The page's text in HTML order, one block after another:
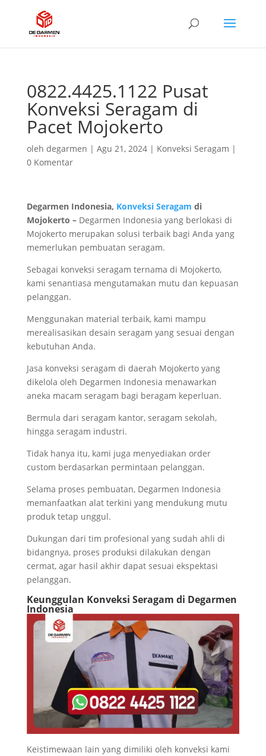
0822.4425.1122 Pusat
Konveksi Seragam di
Pacet Mojokerto
oleh degarmen | Agu 21, 2024| Konveksi Seragam |
0 Komentar
Degarmen Indonesia, Konveksi Seragam di
Mojokerto – Degarmen Indonesia yang berlokasi di
Mojokerto merupakan solusi terbaik bagi Anda yang
memerlukan pembuatan seragam.
Sebagai konveksi seragam ternama di Mojokerto,
kami senantiasa mengutamakan mutu dan kepuasan
pelanggan.
Menggunakan material terbaik, kami mampu
merealisasikan desain seragam yang sesuai dengan
kebutuhan Anda.
Jasa konveksi seragam di daerah Mojokerto yang
dikelola oleh Degarmen Indonesia menawarkan
aneka macam seragam bagi beragam keperluan.
Bermula dari seragam kantor, seragam sekolah,
hingga seragam industri.
Tidak hanya itu, kami juga menyediakan order
custom berdasarkan permintaan pelanggan.
Selama proses pembuatan, Degarmen Indonesia
memanfaatkan alat terkini yang mendukung mutu
produk tetap unggul.
Dukungan dari tim profesional yang sudah ahli di
bidangnya, proses produksi dilakukan dengan
cermat, agar hasil akhir dapat sesuai ekspektasi
pelanggan.
Keunggulan Konveksi Seragam di Degarmen
Indonesia
Keistimewaan lain yang dimiliki oleh konveksi kami